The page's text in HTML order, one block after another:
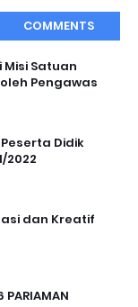
COMMENTS
Misi Satuan
Pengawas
Didik
2022
dan Kreatif
PARIAMAN